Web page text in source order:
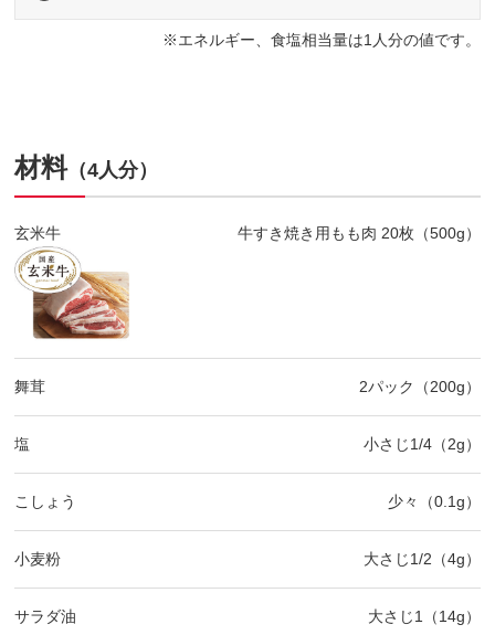
エネルギー、食塩相当量は1人分の値です。
材料（4人分）
玄米牛 牛すき焼き用もも肉 20枚（500g）
舞茸 2パック（200g）
塩 小さじ1/4（2g）
こしょう 少々（0.1g）
小麦粉 大さじ1/2（4g）
サラダ油 大さじ1（14g）